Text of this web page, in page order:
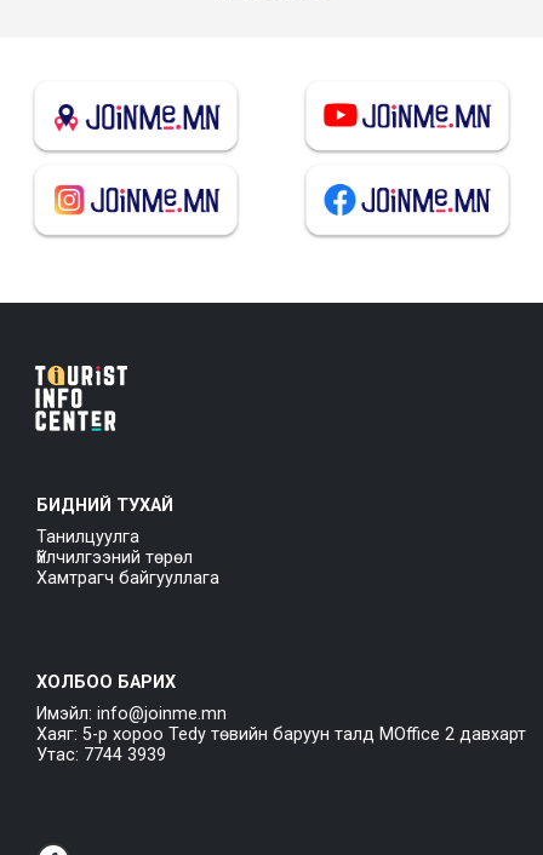
БИДНИЙ ТУХАЙ
Танилцуулга
Үйлчилгээний төрөл
Хамтрагч байгууллага
ХОЛБОО БАРИХ
Имэйл: info@joinme.mn
Хаяг: 5-р хороо Tedy төвийн баруун талд MOffice 2 давхарт
Утас: 7744 3939